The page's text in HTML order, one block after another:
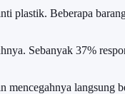
plastik. Beberapa
Sebanyak 37%